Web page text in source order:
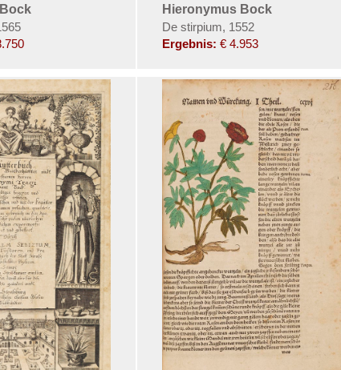
Hieronymus Bock
De stirpium, 1552
Ergebnis: € 4.953